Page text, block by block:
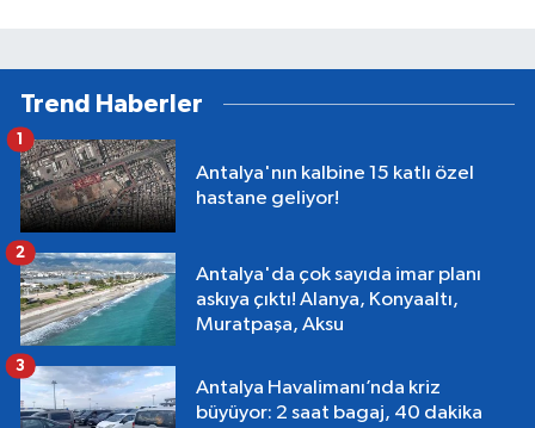
Trend Haberler
Antalya'nın kalbine 15 katlı özel
hastane geliyor!
1
Antalya'da çok sayıda imar planı
askıya çıktı! Alanya, Konyaaltı,
Muratpaşa, Aksu
2
Antalya Havalimanı’nda kriz
büyüyor: 2 saat bagaj, 40 dakika
3